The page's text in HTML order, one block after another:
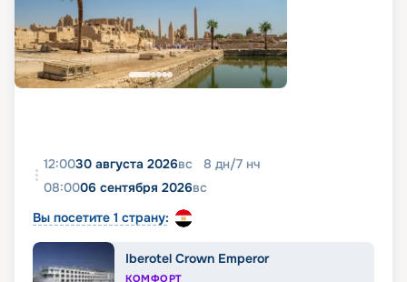
12:0030 августа 2026вс 8 дн/7 нч
08:0006 сентября 2026вс
Вы посетите 1 страну:
Iberotel Crown Emperor
КОМФОРТ